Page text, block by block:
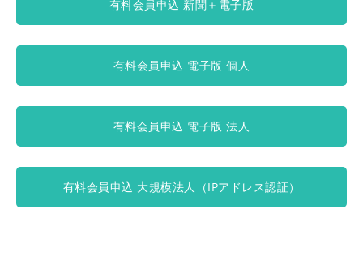
有料会員申込 新聞＋電子版
有料会員申込 電子版 個人
有料会員申込 電子版 法人
有料会員申込 大規模法人（IPアドレス認証）